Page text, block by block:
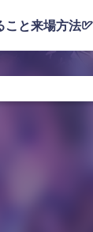
こと来場方法